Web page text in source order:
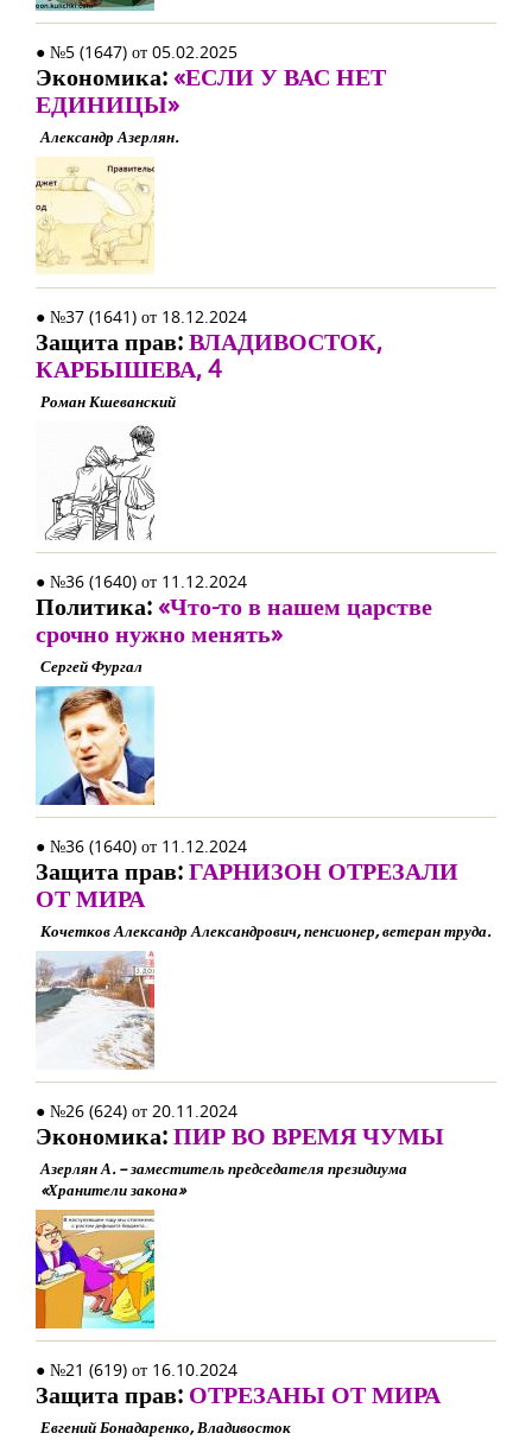
● №5 (1647) от 05.02.2025
Экономика:«ЕСЛИ У ВАС НЕТ
ЕДИНИЦЫ»
Александр Азерлян.
● №37 (1641) от 18.12.2024
Защита прав:ВЛАДИВОСТОК,
КАРБЫШЕВА, 4
Роман Кшеванский
● №36 (1640) от 11.12.2024
Политика:«Что-то в нашем царстве
срочно нужно менять»
Сергей Фургал
● №36 (1640) от 11.12.2024
Защита прав:ГАРНИЗОН ОТРЕЗАЛИ
ОТ МИРА
Кочетков Александр Александрович, пенсионер, ветеран труда.
● №26 (624) от 20.11.2024
Экономика:ПИР ВО ВРЕМЯ ЧУМЫ
Азерлян А. – заместитель председателя президиума
«Хранители закона»
● №21 (619) от 16.10.2024
Защита прав: ОТРЕЗАНЫ ОТ МИРА
Евгений Бонадаренко, Владивосток